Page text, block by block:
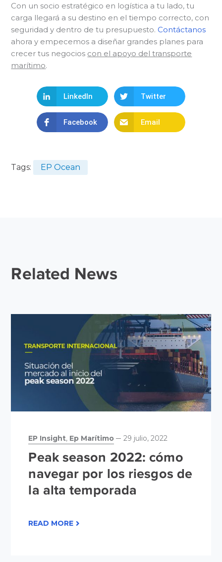
Con un socio estratégico en logística a tu lado, tu
carga llegará a su destino en el tiempo correcto, con
seguridad y dentro de tu presupuesto. Contáctanos
ahora y empecemos a diseñar grandes planes para
crecer tus negocios con el apoyo del transporte
marítimo.
LinkedIn Twitter
Facebook Email
Tags: EP Ocean
Related News
EP Insight, Ep Marítimo 29 julio, 2022
Peak season 2022: cómo
navegar por los riesgos de
la alta temporada
READ MORE